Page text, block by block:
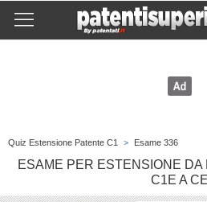
Quiz Estensione Patente C1 > Esame 336
ESAME PER ESTENSIONE DA
C1E A CE